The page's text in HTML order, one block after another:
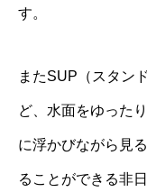
す。
またSUP（スタン
ど、水面をゆった
に浮かびながら見
ることができる非